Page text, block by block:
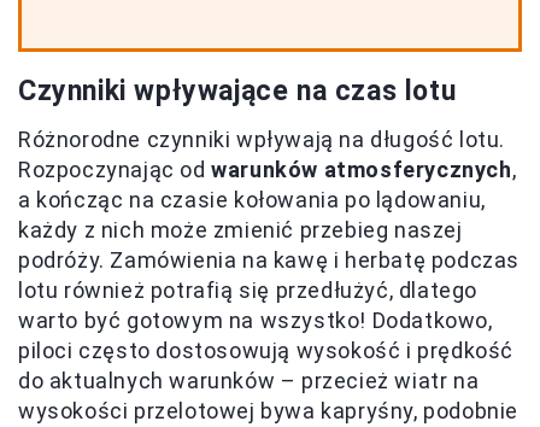
Czynniki wpływające na czas lotu
Różnorodne czynniki wpływają na długość lotu.
Rozpoczynając odwarunków atmosferycznych,
a kończąc na czasie kołowania po lądowaniu,
każdy z nich może zmienić przebieg naszej
podróży. Zamówienia na kawę i herbatę podczas
lotu również potrafią się przedłużyć, dlatego
warto być gotowym na wszystko! Dodatkowo,
piloci często dostosowują wysokość i prędkość
do aktualnych warunków – przecież wiatr na
wysokości przelotowej bywa kapryśny, podobnie